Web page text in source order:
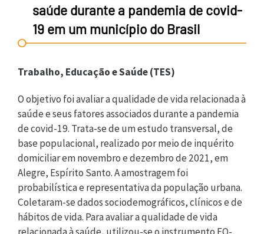
saúde durante a pandemia de covid-
19 em um município do Brasil
Trabalho, Educação e Saúde (TES)
O objetivo foi avaliar a qualidade de vida relacionada à
saúde e seus fatores associados durante a pandemia
de covid-19. Trata-se de um estudo transversal, de
base populacional, realizado por meio de inquérito
domiciliar em novembro e dezembro de 2021, em
Alegre, Espírito Santo. A amostragem foi
probabilística e representativa da população urbana.
Coletaram-se dados sociodemográficos, clínicos e de
hábitos de vida. Para avaliar a qualidade de vida
relacionada à saúde, utilizou-se o instrumento EQ-